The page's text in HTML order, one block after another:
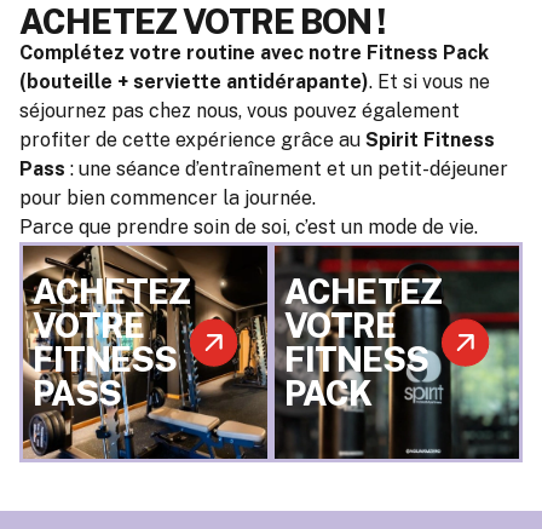
ACHETEZ VOTRE BON !
Complétez votre routine avec notre Fitness Pack
(bouteille + serviette antidérapante). Et si vous ne
séjournez pas chez nous, vous pouvez également
profiter de cette expérience grâce au Spirit Fitness
Pass : une séance d’entraînement et un petit-déjeuner
pour bien commencer la journée.
Parce que prendre soin de soi, c’est un mode de vie.
ACHETEZ
VOTRE
FITNESS
PASS
ACHETEZ
VOTRE
FITNESS
PACK